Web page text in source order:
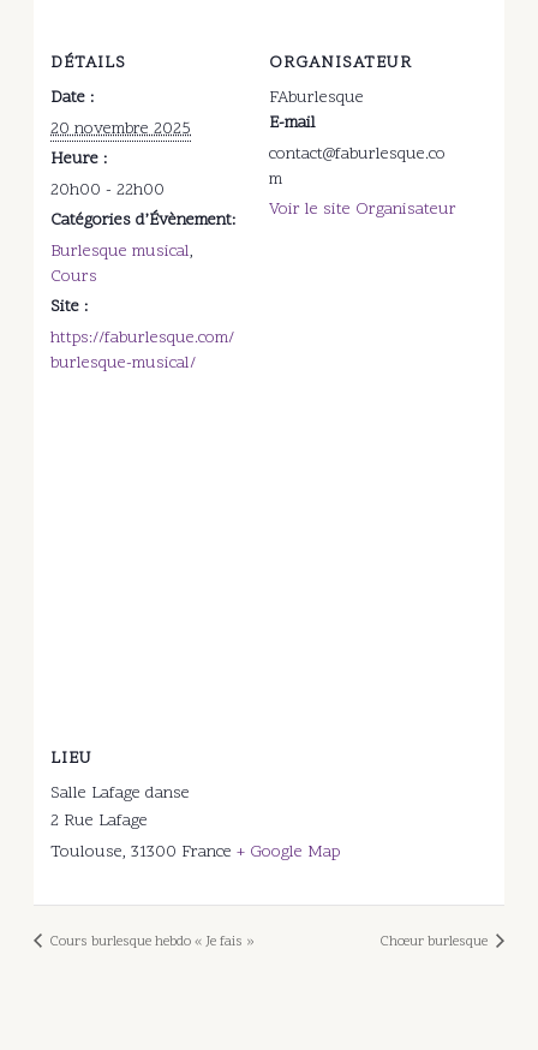
DÉTAILS
Date :
20 novembre 2025
Heure :
20h00 - 22h00
Catégories d’Évènement:
Burlesque musical,
Cours
Site :
https://faburlesque.com/
burlesque-musical/
ORGANISATEUR
FAburlesque
E-mail
contact@faburlesque.co
m
Voir le site Organisateur
LIEU
Salle Lafage danse
2 Rue Lafage
Toulouse, 31300 France + Google Map
Cours burlesque hebdo « Je fais » Chœur burlesque